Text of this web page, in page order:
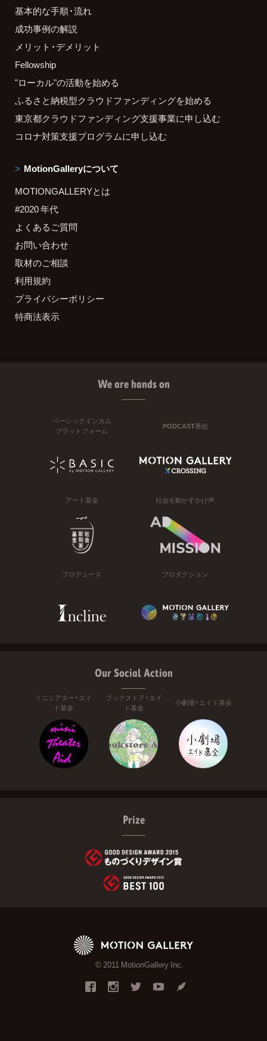
基本的な手順・流れ
成功事例の解説
メリット・デメリット
Fellowship
"ローカル"の活動を始める
ふるさと納税型クラウドファンディングを始める
東京都クラウドファンディング支援事業に申し込む
コロナ対策支援プログラムに申し込む
MotionGalleryについて
MOTIONGALLERYとは
#2020 年代
よくあるご質問
お問い合わせ
取材のご相談
利用規約
プライバシーポリシー
特商法表示
We are hands on
ベーシックインカム
プラットフォーム
PODCAST番組
アート基金 社会を動かすかけ声
プロデュース プロダクション
Our Social Action
ミニシアター・エイ
ド基金
ブックストア・エイ
ド基金
小劇場・エイド基金
Prize
© 2011 MotionGallery Inc.